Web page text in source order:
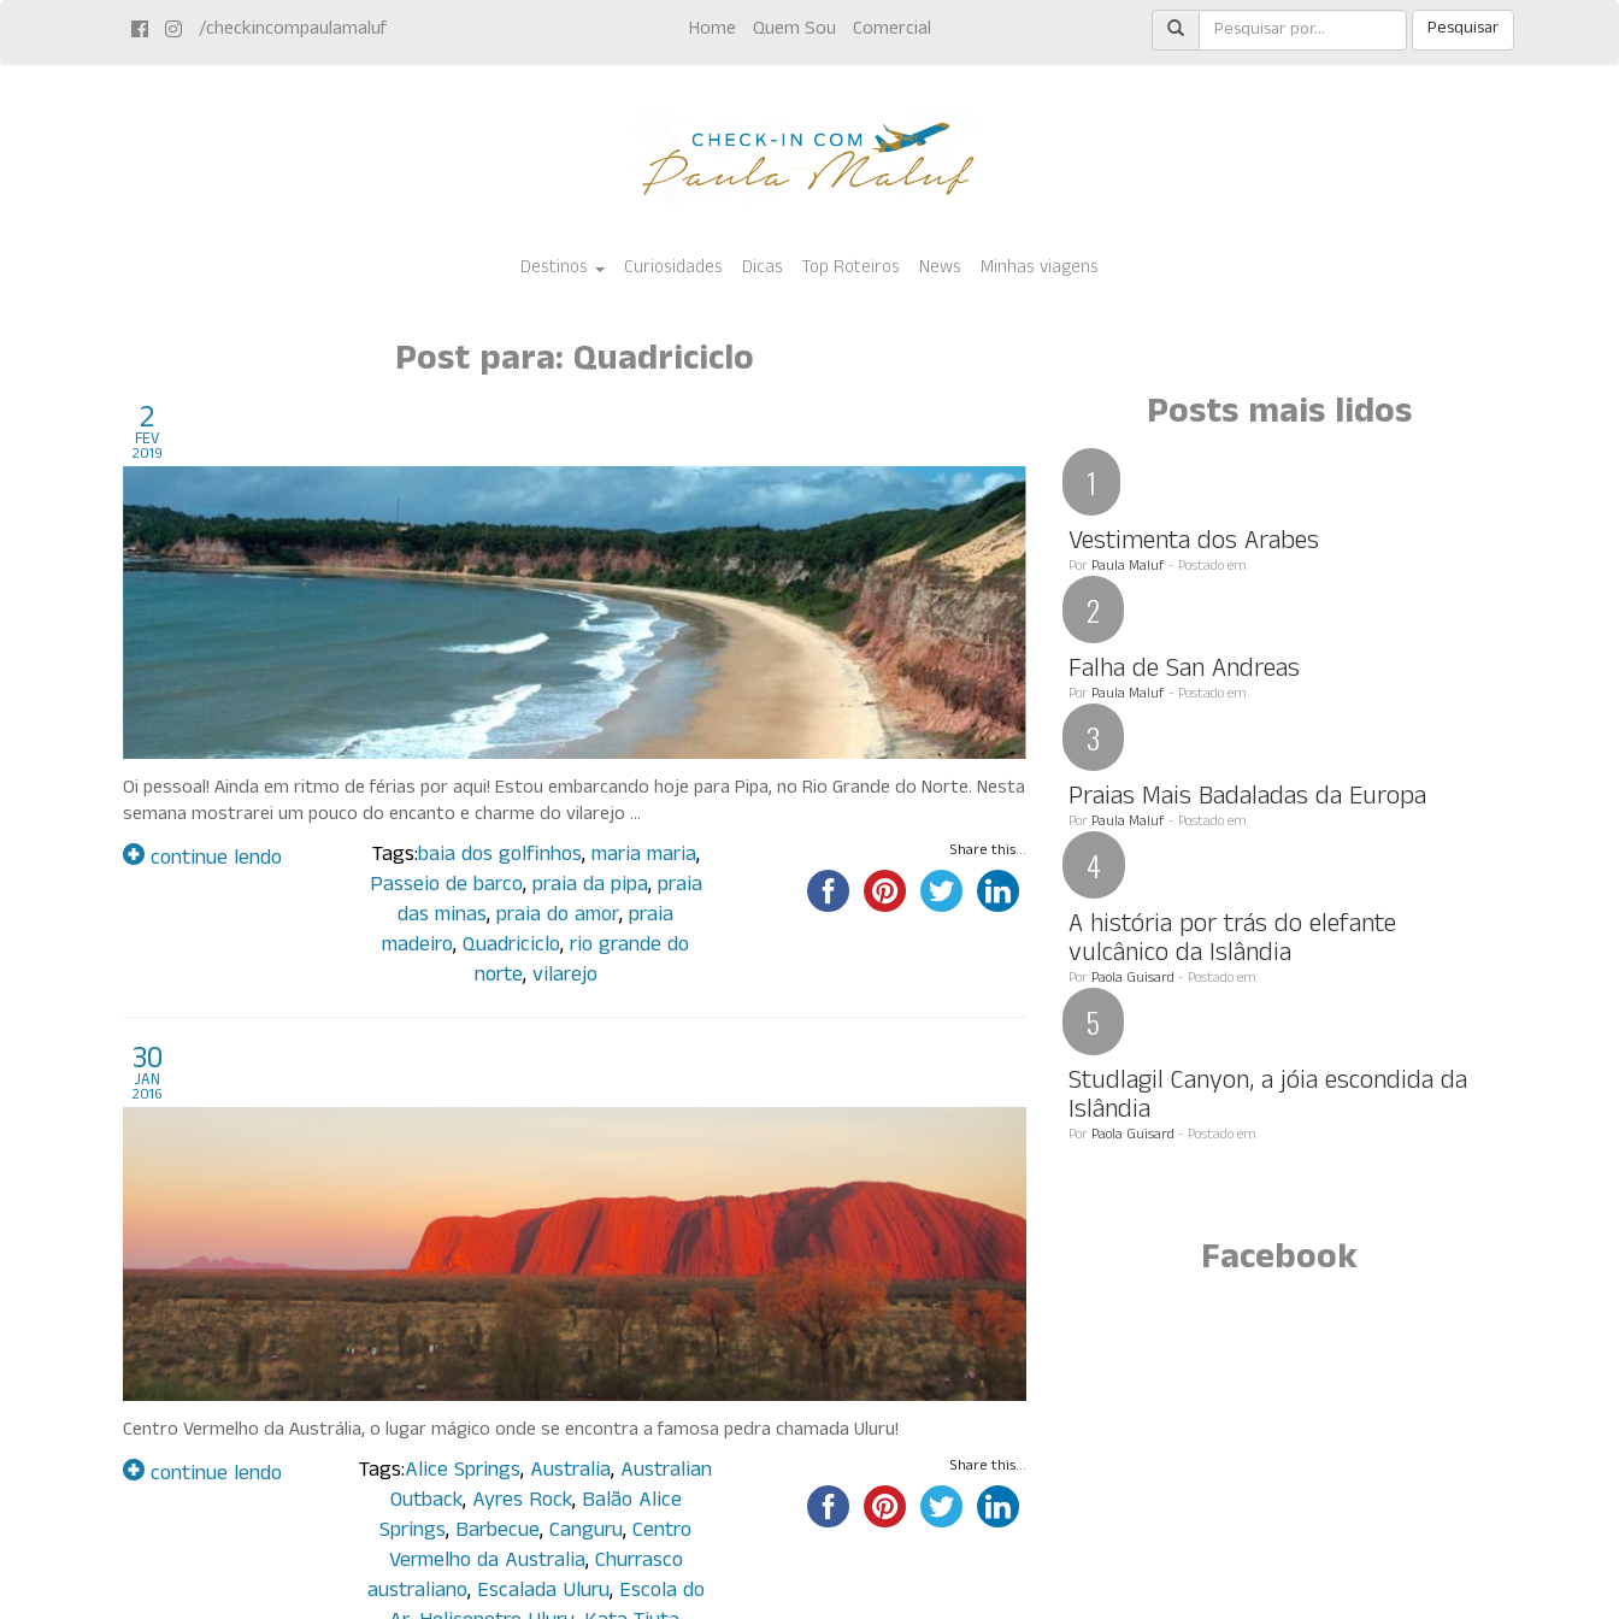
/checkincompaulamaluf Home Quem Sou Comercial Pesquisar
Destinos Curiosidades Dicas Top Roteiros News Minhas viagens
Post para: Quadriciclo
2
fev
2019
Oi pessoal! Ainda em ritmo de férias por aqui! Estou embarcando hoje para Pipa, no Rio Grande do Norte. Nesta
semana mostrarei um pouco do encanto e charme do vilarejo …
continue lendo Tags:baia dos golfinhos, maria maria,
Passeio de barco, praia da pipa, praia
das minas, praia do amor, praia
madeiro, Quadriciclo, rio grande do
norte, vilarejo
Share this...
30
jan
2016
Centro Vermelho da Austrália, o lugar mágico onde se encontra a famosa pedra chamada Uluru!
continue lendo Tags:Alice Springs, Australia, Australian
Outback, Ayres Rock, Balão Alice
Springs, Barbecue, Canguru, Centro
Vermelho da Australia, Churrasco
australiano, Escalada Uluru, Escola do
Share this...
Posts mais lidos
Vestimenta dos Arabes
Por Paula Maluf - Postado em
Falha de San Andreas
Por Paula Maluf - Postado em
Praias Mais Badaladas da Europa
Por Paula Maluf - Postado em
A história por trás do elefante
vulcânico da Islândia
Por Paola Guisard - Postado em
Studlagil Canyon, a jóia escondida da
Islândia
Por Paola Guisard - Postado em
Facebook